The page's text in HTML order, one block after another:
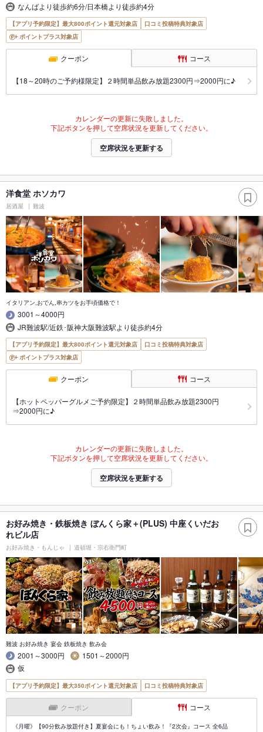
なんばより徒歩約6分/日本橋より徒歩約4分
【アプリ予約限定】最大800ポイント還元対象店
口コミ投稿特典対象店
ポイントプラス対象店
クーポン コース
【18～20時のご予約様限定】２時間単品飲み放題2300円⇒2000円に♪
カレンダーの更新に失敗しました。
下記ボタンを押して空席状況を更新してください。
空席状況を更新する
洋食堂 ホソカワ
居酒屋 難波
イタリアン,おでん,串カツをお手頃価格で！
3001～4000円
JR難波駅/近鉄･阪神大阪難波駅より徒歩約4分
【アプリ予約限定】最大800ポイント還元対象店
口コミ投稿特典対象店
ポイントプラス対象店
クーポン コース
【ホットペッパーグルメご予約限定】２時間単品飲み放題2300円
⇒2000円に♪
カレンダーの更新に失敗しました。
下記ボタンを押して空席状況を更新してください。
空席状況を更新する
お好み焼き・鉄板焼き ぼんくら家＋(PLUS) 中座くいだお
れビル店
お好み焼き・もんじゃ 道頓堀・宗右衛門町
難波 お好み焼き 宴会 鉄板焼き 飲み会
2001～3000円
1501～2000円
仮
【アプリ予約限定】最大350ポイント還元対象店 口コミ投稿特典対象店
クーポン コース
《月曜》【90分飲み放題付き】夏宴会にも！ちょい飲み！『2次会』コース 全6品